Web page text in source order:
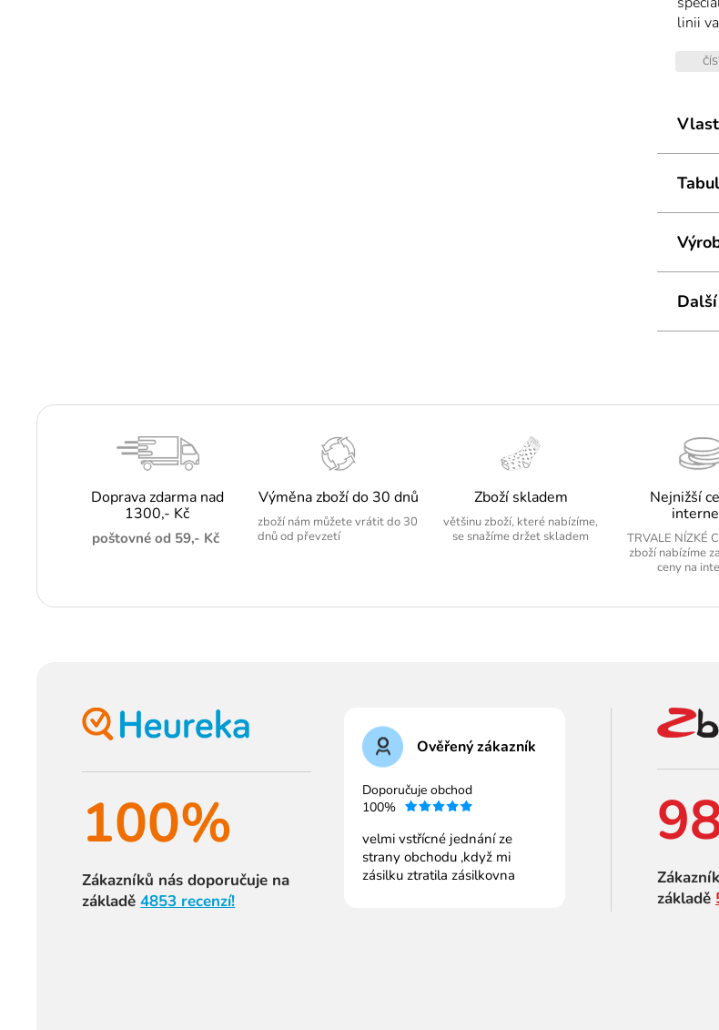
linii
Doprava zdarma nad
1300,- Kč
poštovné od 59,- Kč
Výměna zboží do 30 dnů
zboží nám můžete vrátit do 30
dnů od převzetí
Zboží skladem
většinu zboží, které nabízíme,
se snažíme držet skladem
Nejnižší
TRVALE NÍZKÉ
zboží nabízíme
ceny na
100%
Zákazníků nás doporučuje na
základě4853 recenzí!
Ověřený zákazník
Doporučuje obchod
100%
velmi vstřícné jednání ze
strany obchodu ,když mi
zásilku ztratila zásilkovna
základě